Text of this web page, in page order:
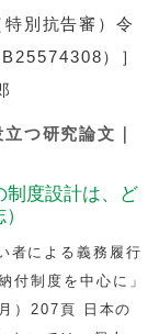
特別抗告審）令
）］
つ研究論文｜
制度設計は、ど
者による義務履行
付制度を中心に」
）207頁 日本の